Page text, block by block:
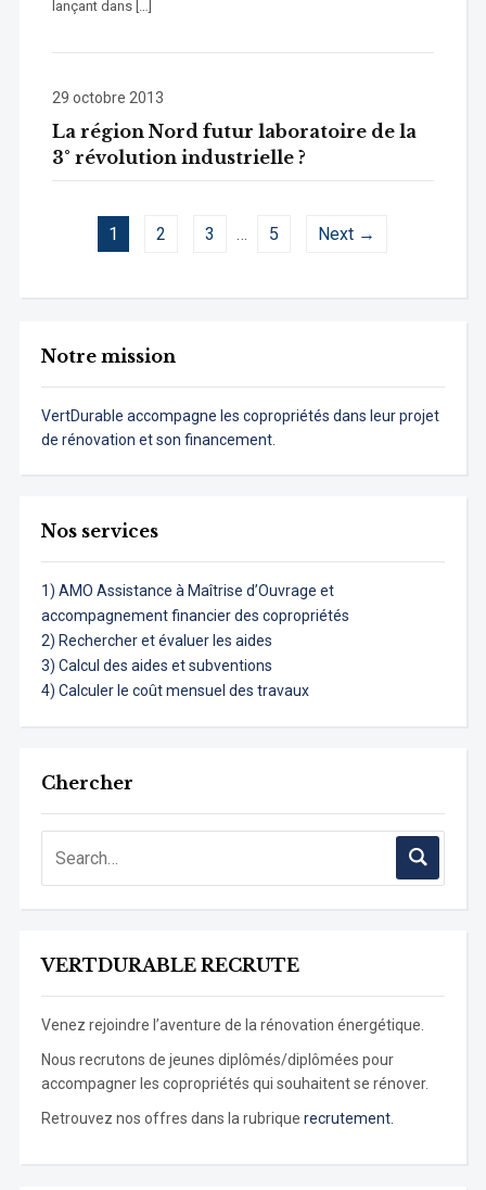
Notre mission
VertDurable accompagne les copropriétés dans leur projet
de rénovation et son financement.
Nos services
1) AMO Assistance à Maîtrise d’Ouvrage et
accompagnement financier des copropriétés
2) Rechercher et évaluer les aides
3) Calcul des aides et subventions
4) Calculer le coût mensuel des travaux
Chercher
VERTDURABLE RECRUTE
Venez rejoindre l’aventure de la rénovation énergétique.
Nous recrutons de jeunes diplômés/diplômées pour
accompagner les copropriétés qui souhaitent se rénover.
Retrouvez nos offres dans la rubrique recrutement.
lançant dans […]
29 octobre 2013
La région Nord futur laboratoire de la
3° révolution industrielle ?
1 2 3 … 5 Next →